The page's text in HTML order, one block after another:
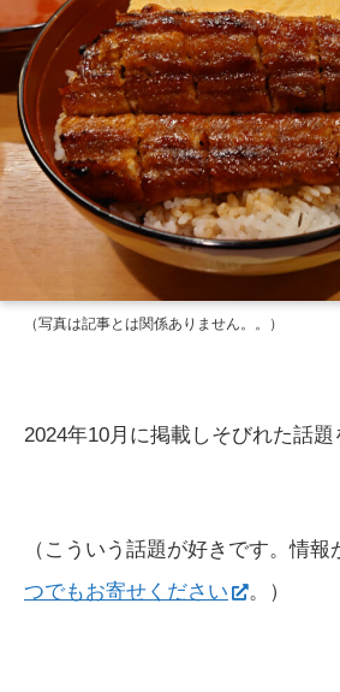
（写真は記事とは関係ありません。 。）
2024年10月に掲載しそびれた話題
（こういう話題が好きです。情報
つでもお寄せください
。）